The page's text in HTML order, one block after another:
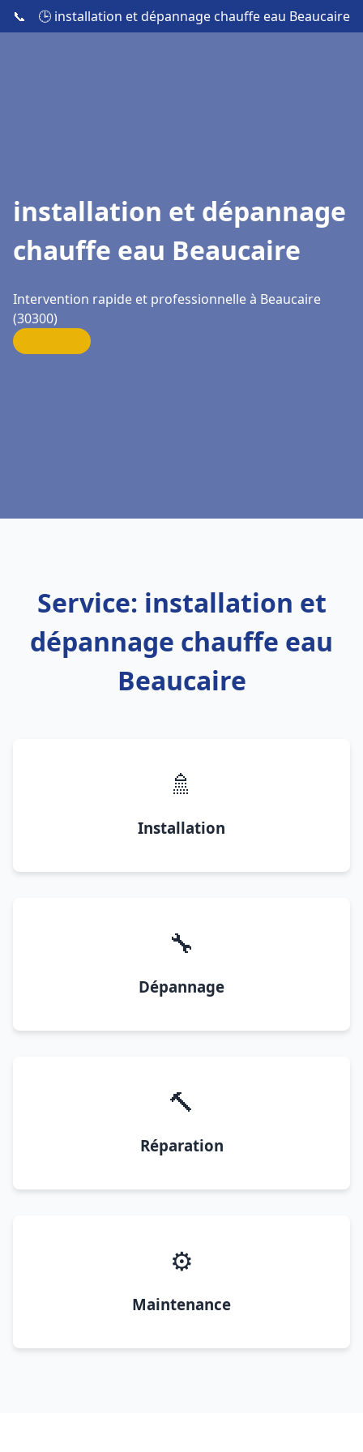
📞 🕒 installation et dépannage chauffe eau Beaucaire
installation et dépannage
chauffe eau Beaucaire
Intervention rapide et professionnelle à Beaucaire
(30300)
Service: installation et
dépannage chauffe eau
Beaucaire
🚿
Installation
🔧
Dépannage
🔨
Réparation
⚙️
Maintenance